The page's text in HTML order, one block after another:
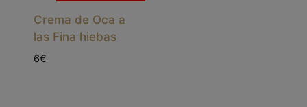
Crema de Oca a
las Fina hiebas
6€